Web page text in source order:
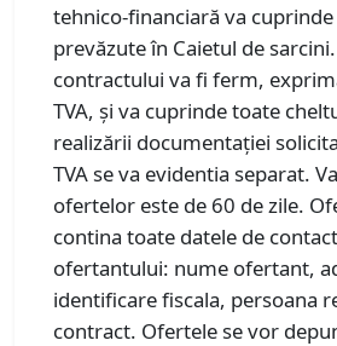
tehnico-financiară va
prevăzute în Caietul de
contractului va fi ferm,
TVA, și va cuprinde toate
realizării documentației
TVA se va evidentia separat.
ofertelor este de 60 de zile.
contina toate datele de
ofertantului: nume ofertant,
identificare fiscala, persoana
contract. Ofertele se vor